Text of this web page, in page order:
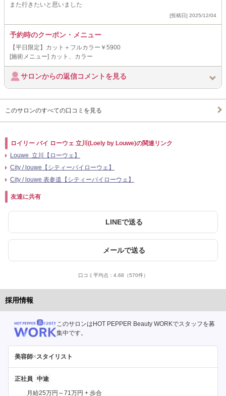
また行きたいと思いました
[投稿日] 2025/12/04
予約時のクーポン・メニュー
【平日限定】カット＋フルカラー￥5900
[施術メニュー] カット、カラー
サロンからの返信コメントを見る
このサロンのすべての口コミを見る
ロイリー バイ ローウェ 立川(Loely by Louwe)の関連リンク
Louwe 立川【ローウェ】
City / louwe【シティーバイローウェ】
City / louwe 表参道【シティーバイローウェ】
友達に共有
LINEで送る
メールで送る
口コミ平均点： 4.68 （570件）
採用情報
このサロンはHOT PEPPER Beauty WORKでスタッフを募
集中です。
美容師×スタイリスト
正社員
月給25万円～71万円 + 歩合